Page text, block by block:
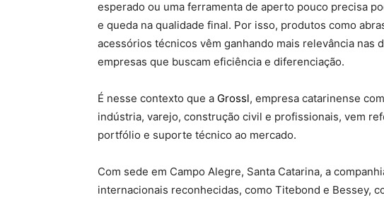
esperado ou uma ferramenta de aperto pouco precisa
e queda na qualidade final. Por isso, produtos como
acessórios técnicos vêm ganhando mais relevância nas
empresas que buscam eficiência e diferenciação.
É nesse contexto que a Grossl, empresa catarinense
indústria, varejo, construção civil e profissionais, vem
portfólio e suporte técnico ao mercado.
Com sede em Campo Alegre, Santa Catarina, a
internacionais reconhecidas, como Titebond e Bessey,